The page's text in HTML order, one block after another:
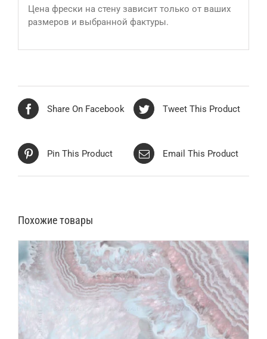
Цена фрески на стену зависит только от ваших
размеров и выбранной фактуры.
Share On Facebook Tweet This Product
Pin This Product Email This Product
Похожие товары